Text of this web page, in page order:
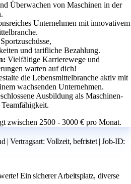
Überwachen von Maschinen in der
Unternehmen mit innovativem
und tarifliche Bezahlung.
Vielfältige Karrierewege und
warten auf dich!
die Lebensmittelbranche aktiv mit
wachsenden Unternehmen.
Ausbildung als Maschinen-
zwischen 2500 - 3000 € pro Monat.
| Vertragsart: Vollzeit, befristet | Job-ID:
Ein sicherer Arbeitsplatz, diverse